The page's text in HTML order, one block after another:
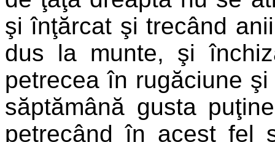
şi înţărcat şi trecând
dus la munte, şi
petrecea în rugăciune
săptămână gusta
petrecând în acest fel